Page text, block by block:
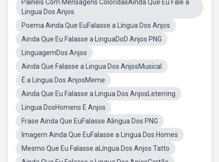
Paineis Com Mensagens ColoridasAinda Que Eu Fale a
Lingua Dos Anjos
Poema Ainda Que EuFalasse a Língua Dos Anjos
Ainda Que Eu Falasse a LinguaDoD Anjos PNG
LinguagemDos Anjos
Ainda Que Falasse a Lingua Dos AnjosMusical
É a Lingua Dos AnjosMeme
Ainda Que Eu Falasse a Lingua Dos AnjosLeterring
Lingua DosHomens E Anjos
Frase Ainda Que EuFalasse Alingua Dos PNG
Imagem Ainda Que EuFalasse a Lingua Dos Homes
Mesmo Que Eu Falasse aLíngua Dos Anjos Tatto